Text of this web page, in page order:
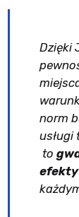
Dzięki
norm
usługi
to